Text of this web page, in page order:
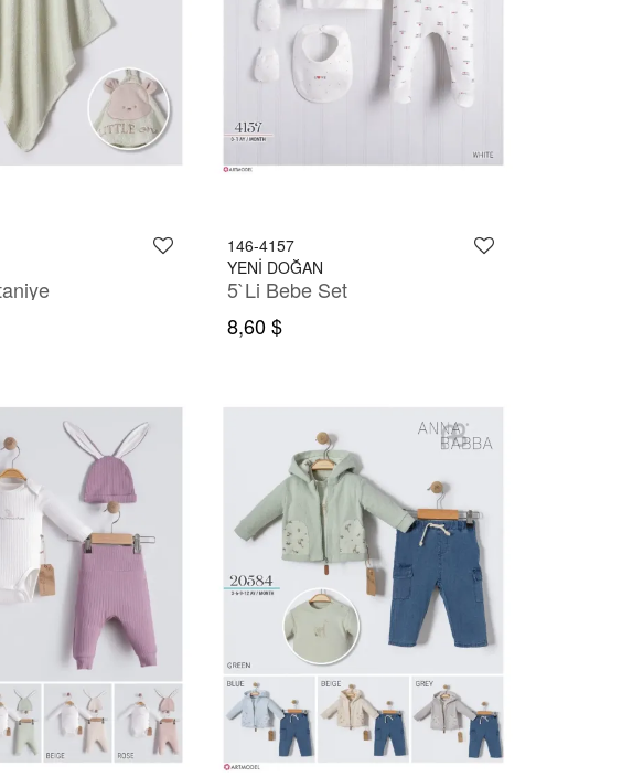
146-4157
YENİ DOĞAN
5`Li Bebe Set
8,60 $